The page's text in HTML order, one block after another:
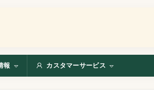
報 カスタマーサービス